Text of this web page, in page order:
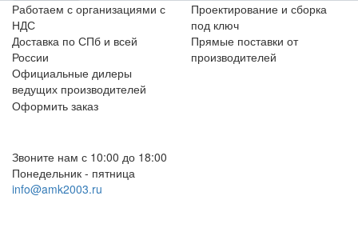
Работаем с организациями с
НДС
Проектирование и сборка
под ключ
Доставка по СПб и всей
России
Прямые поставки от
производителей
Официальные дилеры
ведущих производителей
Оформить заказ
Звоните нам с 10:00 до 18:00
Понедельник - пятница
info@amk2003.ru